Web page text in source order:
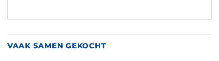
VAAK SAMEN GEKOCHT